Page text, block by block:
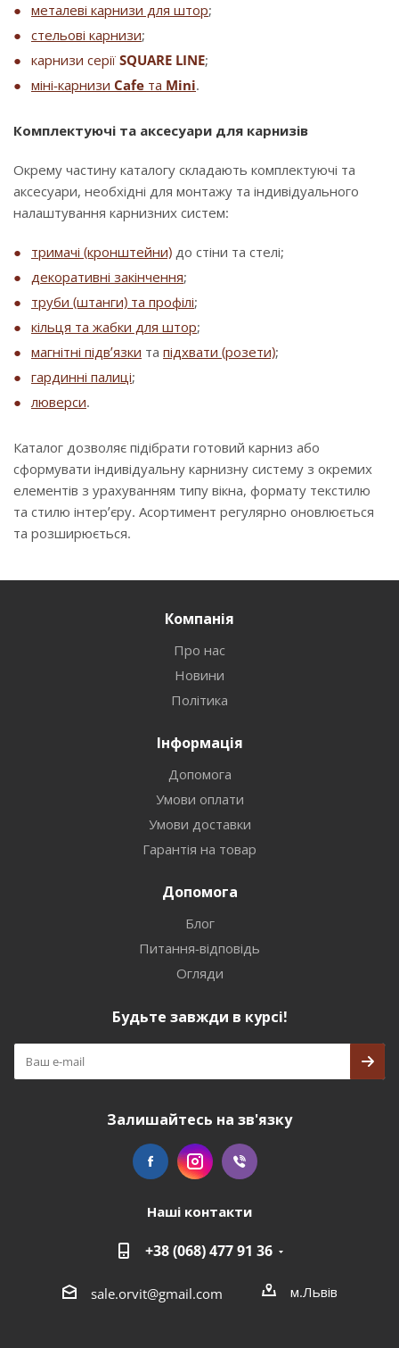
металеві карнизи для штор;
стельові карнизи;
карнизи серії SQUARE LINE;
міні-карнизи Cafe та Mini.
Комплектуючі та аксесуари для карнизів
Окрему частину каталогу складають комплектуючі та
аксесуари, необхідні для монтажу та індивідуального
налаштування карнизних систем:
тримачі (кронштейни) до стіни та стелі;
декоративні закінчення;
труби (штанги) та профілі;
кільця та жабки для штор;
магнітні підв’язки та підхвати (розети);
гардинні палиці;
люверси.
Каталог дозволяє підібрати готовий карниз або
сформувати індивідуальну карнизну систему з окремих
елементів з урахуванням типу вікна, формату текстилю
та стилю інтер’єру. Асортимент регулярно оновлюється
та розширюється.
Компанія
Про нас
Новини
Політика
Інформація
Допомога
Умови оплати
Умови доставки
Гарантія на товар
Допомога
Блог
Питання-відповідь
Огляди
Будьте завжди в курсі!
Залишайтесь на зв'язку
Наші контакти
+38 (068) 477 91 36
sale.orvit@gmail.com м.Львів